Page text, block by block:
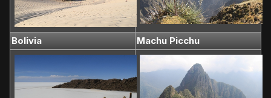
Bolivia Machu Picchu